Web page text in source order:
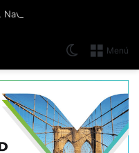
Menú
Switch skin